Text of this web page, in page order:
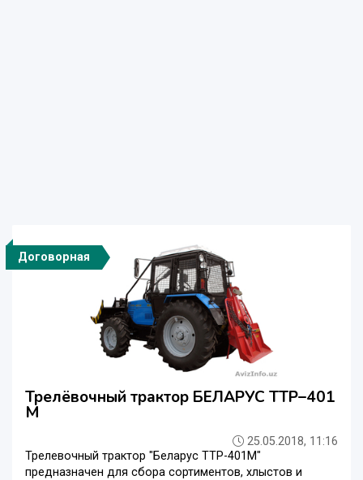
Договорная
Трелёвочный трактор БЕЛАРУС ТТР–401
М
25.05.2018, 11:16
Трелевочный трактор "Беларус ТТР-401М"
предназначен для сбора сортиментов, хлыстов и